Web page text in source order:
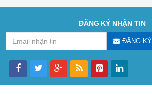
ĐĂNG KÝ NHẬN TIN
ĐĂNG KÝ